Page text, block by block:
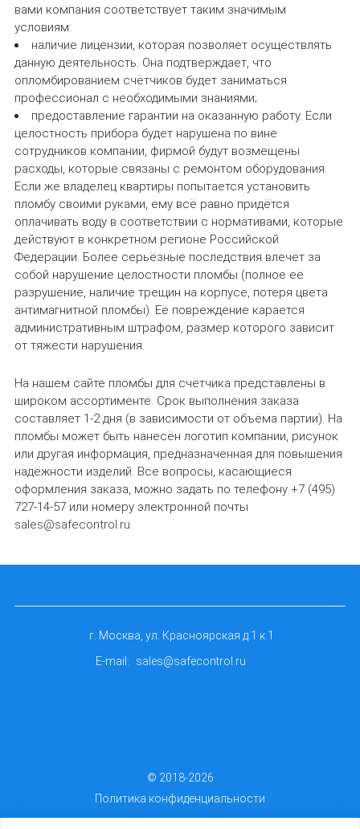
вами компания соответствует таким значимым
условиям:
наличие лицензии, которая позволяет осуществлять
данную деятельность. Она подтверждает, что
опломбированием счётчиков будет заниматься
профессионал с необходимыми знаниями;
предоставление гарантии на оказанную работу. Если
целостность прибора будет нарушена по вине
сотрудников компании, фирмой будут возмещены
расходы, которые связаны с ремонтом оборудования.
Если же владелец квартиры попытается установить
пломбу своими руками, ему всё равно придётся
оплачивать воду в соответствии с нормативами, которые
действуют в конкретном регионе Российской
Федерации. Более серьёзные последствия влечёт за
собой нарушение целостности пломбы (полное её
разрушение, наличие трещин на корпусе, потеря цвета
антимагнитной пломбы). Её повреждение карается
административным штрафом, размер которого зависит
от тяжести нарушения.
На нашем сайте пломбы для счётчика представлены в
широком ассортименте. Срок выполнения заказа
составляет 1-2 дня (в зависимости от объёма партии). На
пломбы может быть нанесён логотип компании, рисунок
или другая информация, предназначенная для повышения
надёжности изделий. Все вопросы, касающиеся
оформления заказа, можно задать по телефону +7 (495)
727-14-57 или номеру электронной почты
sales@safecontrol.ru
г. Москва, ул. Красноярская д.1 к.1
E-mail:
sales@safecontrol.ru
© 2018-2026
Политика конфиденциальности